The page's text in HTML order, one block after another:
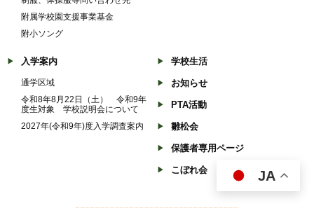
附属学校園支援事業基金
附小ソング
入学案内
通学区域
令和8年8月22日（土） 令和9年
度生対象 学校説明会について
2027年(令和9年)度入学調査案内
学校生活
お知らせ
PTA活動
雛松会
保護者専用ページ
こぼれ会 JA